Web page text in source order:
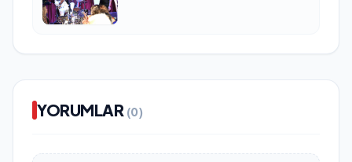
YORUMLAR (0)